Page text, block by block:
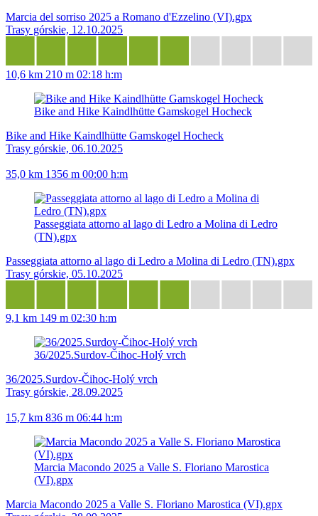
Marcia del sorriso 2025 a Romano d'Ezzelino (VI).gpx
Trasy górskie, 12.10.2025
10,6 km 210 m 02:18 h:m
Bike and Hike Kaindlhütte Gamskogel Hocheck
Bike and Hike Kaindlhütte Gamskogel Hocheck
Trasy górskie, 06.10.2025
35,0 km 1356 m 00:00 h:m
Passeggiata attorno al lago di Ledro a Molina di Ledro
(TN).gpx
Passeggiata attorno al lago di Ledro a Molina di Ledro (TN).gpx
Trasy górskie, 05.10.2025
9,1 km 149 m 02:30 h:m
36/2025.Surdov-Čihoc-Holý vrch
36/2025.Surdov-Čihoc-Holý vrch
Trasy górskie, 28.09.2025
15,7 km 836 m 06:44 h:m
Marcia Macondo 2025 a Valle S. Floriano Marostica
(VI).gpx
Marcia Macondo 2025 a Valle S. Floriano Marostica (VI).gpx